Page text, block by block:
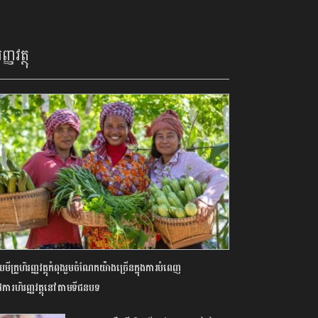
វត្ថុ
ក្រូហិរញ្ញវត្ថុកំពុងរួមចំណែកយ៉ាងច្រើនក្នុងការបំពេញ
ការហិរញ្ញវត្ថុនៅតាមទីជនបទ